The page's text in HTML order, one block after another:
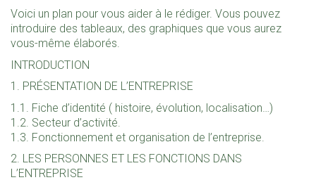
Voici un plan pour vous aider à le rédiger. Vous pouvez
introduire des tableaux, des graphiques que vous aurez
vous-même élaborés.
INTRODUCTION
1. PRÉSENTATION DE L’ENTREPRISE
1.1. Fiche d’identité ( histoire, évolution, localisation…)
1.2. Secteur d’activité.
1.3. Fonctionnement et organisation de l’entreprise.
2. LES PERSONNES ET LES FONCTIONS DANS
L’ENTREPRISE